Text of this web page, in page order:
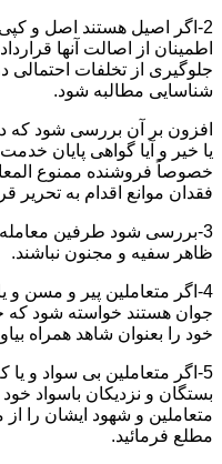
2-اگر اصیل هستند اصل و
اطمینان از اصالت آنها
جلوگیری از تخلفات
شناسایی مطالبه شود.
افزون بر آن بررسی شود که
یا خیر و آیا گواهی پایان
خصوصاً فروشنده ممنوع
فقدان موانع اقدام به تحریر
3-بررسی شود طرفین
ظاهر سفیه و مجنون نباشند.
4-اگر متعاملین پیر و مسن و
جوان هستند خواسته شود که
خود را بعنوان شاهد همراه
5-اگر متعاملین بی سواد و
بستگان و نزدیکان باسواد خود
متعاملین و شهود ایشان را
مطلع فرمائید.